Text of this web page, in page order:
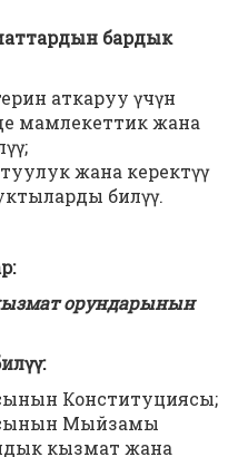
бардык
аткаруу үчүн
мамлекеттик жана
жана керектүү
билүү.
орундарынын
:
Конституциясы;
Мыйзамы
кызмат жана